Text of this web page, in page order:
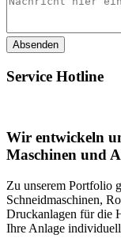
Absenden
Service Hotline
Wir entwickeln
Maschinen und
Zu unserem Portfolio
Schneidmaschinen,
Druckanlagen für die
Ihre Anlage